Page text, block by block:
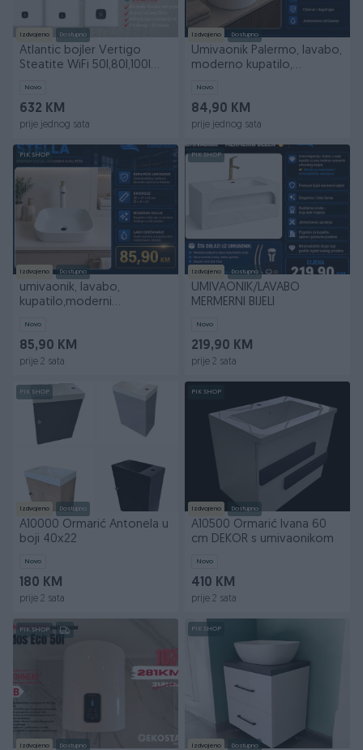
Izdvojeno Dostupno
Atlantic bojler Vertigo
Steatite WiFi 50l,80l,100l
Novo
632 KM
prije jednog sata
Izdvojeno Dostupno
Umivaonik Palermo, lavabo,
moderno kupatilo,
Novo
84,90 KM
prije jednog sata
PIK SHOP
Izdvojeno Dostupno
umivaonik, lavabo,
kupatilo,moderni
Novo
85,90 KM
prije 2 sata
PIK SHOP
Izdvojeno Dostupno
UMIVAONIK/LAVABO
MERMERNI BIJELI
Novo
219,90 KM
prije 2 sata
PIK SHOP
Izdvojeno Dostupno
A10000 Ormarić Antonela u
boji 40x22
Novo
180 KM
prije 2 sata
PIK SHOP
Izdvojeno Dostupno
A10500 Ormarić Ivana 60
cm DEKOR s umivaonikom
Novo
410 KM
prije 2 sata
PIK SHOP
Izdvojeno Dostupno
PIK SHOP
Izdvojeno Dostupno